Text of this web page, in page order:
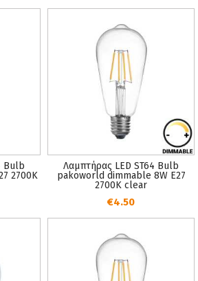
Bulb
2700K
Λαμπτήρας LED ST64 Bulb
pakoworld dimmable 8W E27
2700K clear
€4.50